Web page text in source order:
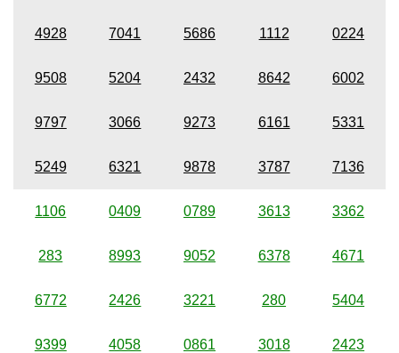
4928 7041 5686 1112 0224
9508 5204 2432 8642 6002
9797 3066 9273 6161 5331
5249 6321 9878 3787 7136
1106 0409 0789 3613 3362
283 8993 9052 6378 4671
6772 2426 3221 280 5404
9399 4058 0861 3018 2423